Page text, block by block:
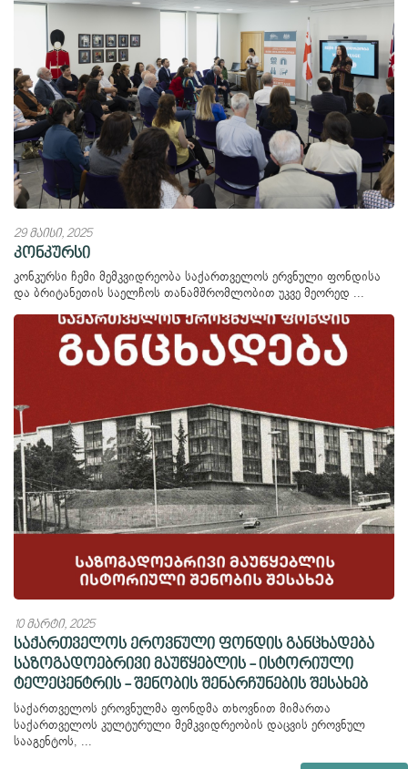
29 მაისი, 2025
კონკურსი
კონკურსი ჩემი მემკვიდრეობა საქართველოს ერვნული ფონდისა
და ბრიტანეთის საელჩოს თანამშრომლობით უკვე მეორედ ...
10 მარტი, 2025
საქართველოს ეროვნული ფონდის განცხადება
საზოგადოებრივი მაუწყებლის - ისტორიული
ტელეცენტრის - შენობის შენარჩუნების შესახებ
საქართველოს ეროვნულმა ფონდმა თხოვნით მიმართა
საქართველოს კულტურული მემკვიდრეობის დაცვის ეროვნულ
სააგენტოს, ...